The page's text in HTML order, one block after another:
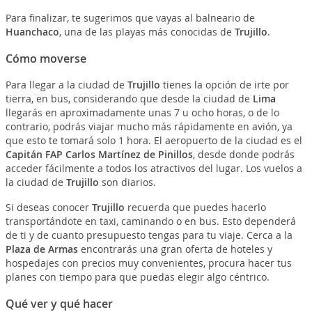
Para finalizar, te sugerimos que vayas al balneario de
Huanchaco, una de las playas más conocidas de Trujillo.
Cómo moverse
Para llegar a la ciudad de Trujillo tienes la opción de irte por
tierra, en bus, considerando que desde la ciudad de Lima
llegarás en aproximadamente unas 7 u ocho horas, o de lo
contrario, podrás viajar mucho más rápidamente en avión, ya
que esto te tomará solo 1 hora. El aeropuerto de la ciudad es el
Capitán FAP Carlos Martínez de Pinillos, desde donde podrás
acceder fácilmente a todos los atractivos del lugar. Los vuelos a
la ciudad de Trujillo son diarios.
Si deseas conocer Trujillo recuerda que puedes hacerlo
transportándote en taxi, caminando o en bus. Esto dependerá
de ti y de cuanto presupuesto tengas para tu viaje. Cerca a la
Plaza de Armasencontrarás una gran oferta de hoteles y
hospedajes con precios muy convenientes, procura hacer tus
planes con tiempo para que puedas elegir algo céntrico.
Qué ver y qué hacer